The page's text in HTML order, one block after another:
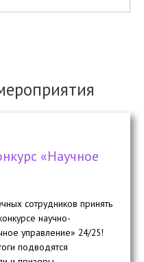
«Научное
сотрудников принять
научно-
управление» 24/25!
подводятся